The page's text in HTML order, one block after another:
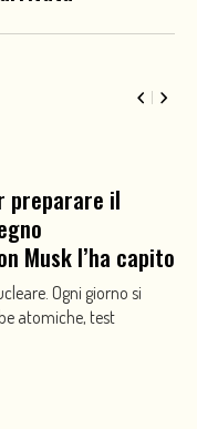
preparare il
Musk l’ha capito
Ogni giorno si
atomiche, test